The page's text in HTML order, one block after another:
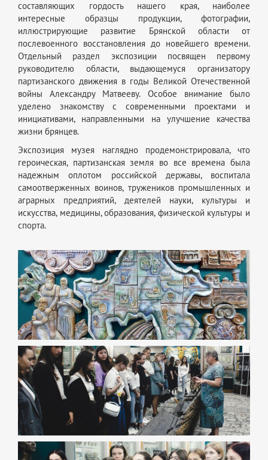
составляющих гордость нашего края, наиболее
интересные образцы продукции, фотографии,
иллюстрирующие развитие Брянской области от
послевоенного восстановления до новейшего времени.
Отдельный раздел экспозиции посвящен первому
руководителю области, выдающемуся организатору
партизанского движения в годы Великой Отечественной
войны Александру Матвееву. Особое внимание было
уделено знакомству с современными проектами и
инициативами, направленными на улучшение качества
жизни брянцев.
Экспозиция музея наглядно продемонстрировала, что
героическая, партизанская земля во все времена была
надежным оплотом российской державы, воспитала
самоотверженных воинов, тружеников промышленных и
аграрных предприятий, деятелей науки, культуры и
искусства, медицины, образования, физической культуры и
спорта.